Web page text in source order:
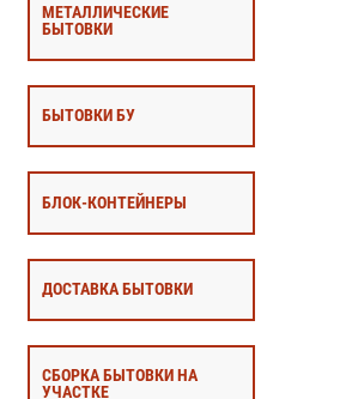
МЕТАЛЛИЧЕСКИЕ
БЫТОВКИ
БЫТОВКИ БУ
БЛОК-КОНТЕЙНЕРЫ
ДОСТАВКА БЫТОВКИ
СБОРКА БЫТОВКИ НА
УЧАСТКЕ